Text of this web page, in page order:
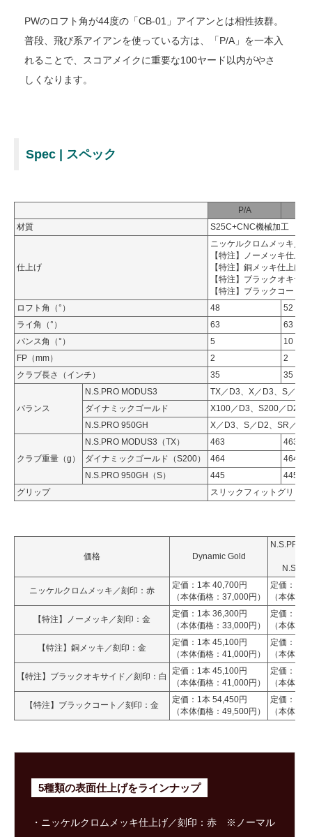
PWのロフト角が44度の「CB-01」アイアンとは相性抜群。
普段、飛び系アイアンを使っている方は、「P/A」を一本入
れることで、スコアメイクに重要な100ヤード以内がやさ
しくなります。
Spec | スペック
P/A
材質
S25C+CNC機械加工
仕上げ
ニッケルクロムメッキ／
【特注】ノーメッキ仕上
【特注】銅メッキ仕上げ
【特注】ブラックオキサ
【特注】ブラックコート
ロフト角（°）
48
52
ライ角（°）
63
63
バンス角（°）
5
10
FP（mm）
2
2
クラブ長さ（インチ）
35 35
バランス
N.S.PRO MODUS3
TX／D3、X／D3、S／D2
ダイナミックゴールド
X100／D3、S200／D2、
N.S.PRO 950GH
X／D3、S／D2、SR／D1
クラブ重量（g）
N.S.PRO MODUS3（TX） 463
463
ダイナミックゴールド（S200）
464
464
N.S.PRO 950GH（S）
445
445
グリップ
スリックフィットグリッ
価格 Dynamic Gold
N.S.PRO
ニッケルクロムメッキ／刻印：赤
定価：1本 40,700円
（本体価格：37,000円）
定価：1本
（本体価
【特注】ノーメッキ／刻印：金
定価：1本 36,300円
（本体価格：33,000円）
定価：1本
（本体価
【特注】銅メッキ／刻印：金
定価：1本 45,100円
（本体価格：41,000円）
定価：1本
（本体価
【特注】ブラックオキサイド／刻印：白
定価：1本 45,100円
（本体価格：41,000円）
定価：1本
（本体価
【特注】ブラックコート／刻印：金
定価：1本 54,450円
（本体価格：49,500円）
定価：1本
（本体価
5種類の表面仕上げをラインナップ
・ニッケルクロムメッキ仕上げ／刻印：赤 ※ノーマル